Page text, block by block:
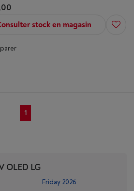
stock en magasin
1
OLED LG
Friday 2026